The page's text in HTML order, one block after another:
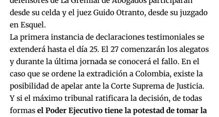
desde su celda y el juez Guido Otranto, desde su juzgado
en Esquel.
La primera instancia de declaraciones testimoniales se
extenderá hasta el día 25. El 27 comenzarán los alegatos
y durante la última jornada se conocerá el fallo. En el
caso que se ordene la extradición a Colombia, existe la
posibilidad de apelar ante la Corte Suprema de Justicia.
Y si el máximo tribunal ratificara la decisión, de todas
formas el Poder Ejecutivo tiene la potestad de tomar la